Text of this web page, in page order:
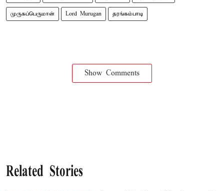
முருகப்பெருமான் Lord Murugan தரங்கம்பாடி
Show Comments
Related Stories